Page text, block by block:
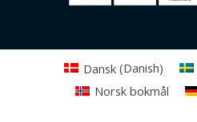
Dansk(Danish)
Norsk bokmål